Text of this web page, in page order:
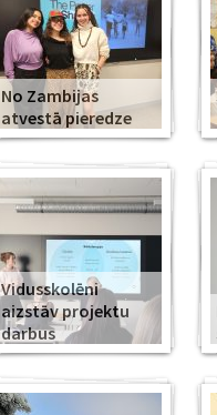
No Zambijas
atvestā pieredze
Vidusskolēni
aizstāv projektu
darbus